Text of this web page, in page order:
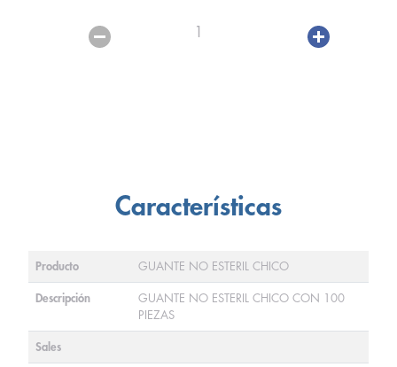
1
Características
Producto GUANTE NO ESTERIL CHICO
Descripción
GUANTE NO ESTERIL CHICO CON 100
PIEZAS
Sales